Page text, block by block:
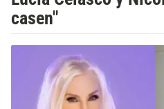
casen"